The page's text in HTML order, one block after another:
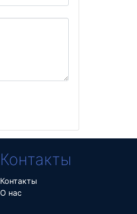
Контакты
Контакты
О нас